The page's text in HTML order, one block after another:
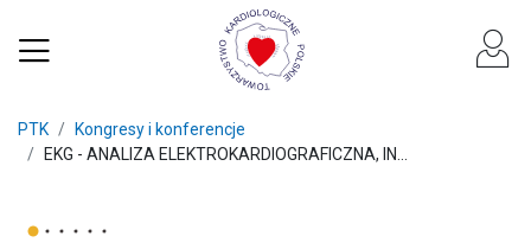
PTK
Kongresy i konferencje
EKG - ANALIZA ELEKTROKARDIOGRAFICZNA, IN...